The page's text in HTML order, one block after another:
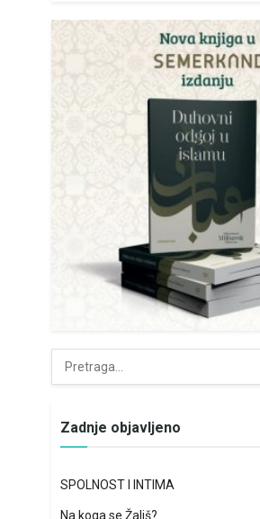
Zadnje objavljeno
SPOLNOST I INTIMA
Na koga se Žališ?